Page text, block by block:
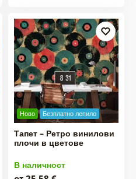
Ново Безплатно лепило
Тапет – Ретро винилови
плочи в цветове
В наличност